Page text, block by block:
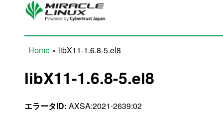
Skip to main content
Home » libX11-1.6.8-5.el8
libX11-1.6.8-5.el8
エラータID: AXSA:2021-2639:02